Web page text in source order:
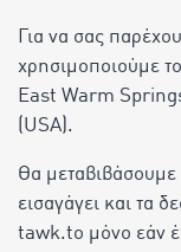
Για να σας
χρησιμοποιούμε
East Warm
(USA).
Θα
εισαγάγει και τα
tawk.to μόνο εάν